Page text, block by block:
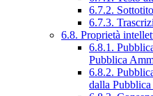
6.7.2.
6.7.3.
6.8. Proprietà
6.8.1.
Pubblica
6.8.2.
dalla